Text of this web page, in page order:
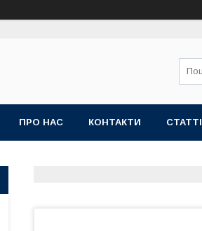
ПРО НАС КОНТАКТИ СТАТТІ